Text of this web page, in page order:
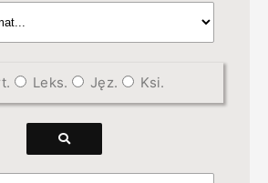
Leks. Jęz. Ksi.